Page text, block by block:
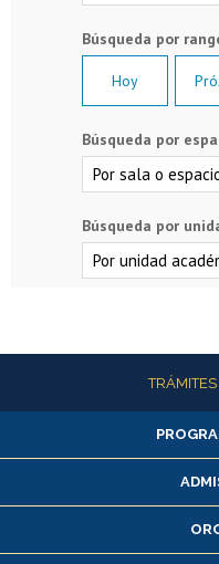
Hoy
Búsqueda por
Búsqueda por
Más información
Inscripción y
Consulta